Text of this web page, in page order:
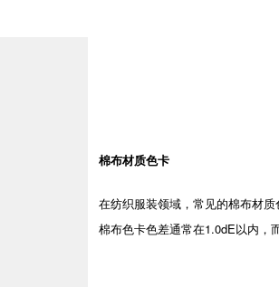
棉布材质色卡
在纺织服装领域，常见的棉布材
棉布色卡色差通常在1.0dE以内，